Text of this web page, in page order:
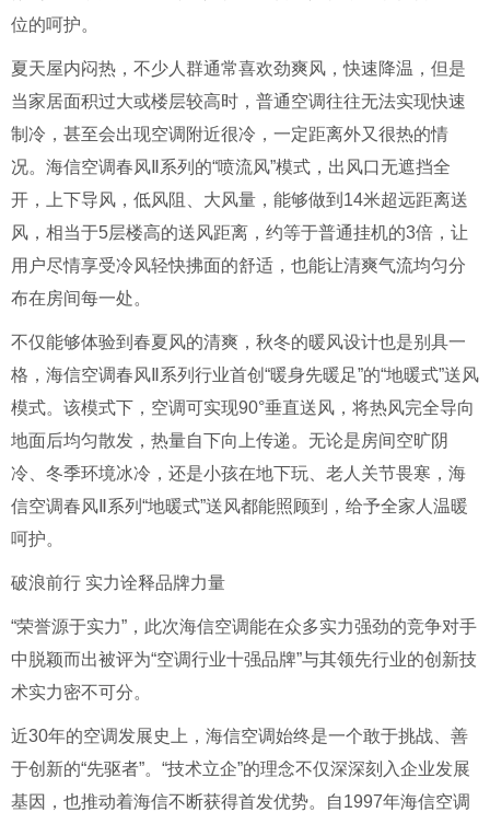
位的呵护。
夏天屋内闷热，不少人群通常喜欢劲爽风，快速降温，但是
当家居面积过大或楼层较高时，普通空调往往无法实现快速
制冷，甚至会出现空调附近很冷，一定距离外又很热的情
况。海信空调春风Ⅱ系列的“喷流风”模式，出风口无遮挡全
开，上下导风，低风阻、大风量，能够做到14米超远距离送
风，相当于5层楼高的送风距离，约等于普通挂机的3倍，让
用户尽情享受冷风轻快拂面的舒适，也能让清爽气流均匀分
布在房间每一处。
不仅能够体验到春夏风的清爽，秋冬的暖风设计也是别具一
格，海信空调春风Ⅱ系列行业首创“暖身先暖足”的“地暖式”送风
模式。该模式下，空调可实现90°垂直送风，将热风完全导向
地面后均匀散发，热量自下向上传递。无论是房间空旷阴
冷、冬季环境冰冷，还是小孩在地下玩、老人关节畏寒，海
信空调春风Ⅱ系列“地暖式”送风都能照顾到，给予全家人温暖
呵护。
破浪前行 实力诠释品牌力量
“荣誉源于实力”，此次海信空调能在众多实力强劲的竞争对手
中脱颖而出被评为“空调行业十强品牌”与其领先行业的创新技
术实力密不可分。
近30年的空调发展史上，海信空调始终是一个敢于挑战、善
于创新的“先驱者”。“技术立企”的理念不仅深深刻入企业发展
基因，也推动着海信不断获得首发优势。自1997年海信空调